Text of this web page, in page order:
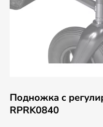
Подножка с
RPRK0840